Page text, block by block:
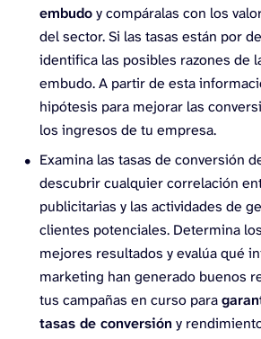
embudoy compáralas con los
del sector. Si las tasas están por
identifica las posibles razones de
embudo. A partir de esta
hipótesis para mejorar las
los ingresos de tu empresa.
Examina las tasas de conversión
descubrir cualquier correlación
publicitarias y las actividades de
clientes potenciales. Determina
mejores resultados y evalúa qué
marketing han generado buenos
tus campañas en curso para
tasas de conversión y